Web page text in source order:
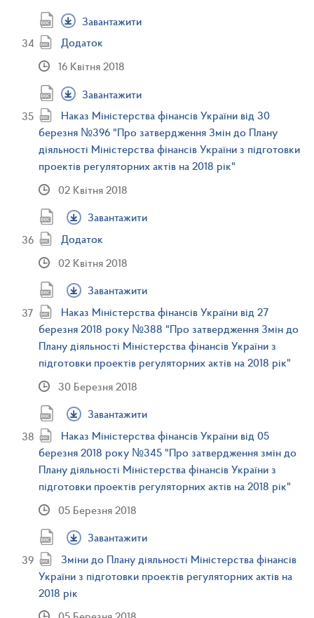
Завантажити
Додаток
16 Квітня 2018
Завантажити
Наказ Міністерства фінансів України від 30
березня №396 "Про затвердження Змін до Плану
діяльності Міністерства фінансів України з підготовки
проектів регуляторних актів на 2018 рік"
02 Квітня 2018
Завантажити
Додаток
02 Квітня 2018
Завантажити
Наказ Міністерства фінансів України від 27
березня 2018 року №388 "Про затвердження Змін до
Плану діяльності Міністерства фінансів України з
підготовки проектів регуляторних актів на 2018 рік"
30 Березня 2018
Завантажити
Наказ Міністерства фінансів України від 05
березня 2018 року №345 "Про затвердження змін до
Плану діяльності Міністерства фінансів України з
підготовки проектів регуляторних актів на 2018 рік"
05 Березня 2018
Завантажити
Зміни до Плану діяльності Міністерства фінансів
України з підготовки проектів регуляторних актів на
2018 рік